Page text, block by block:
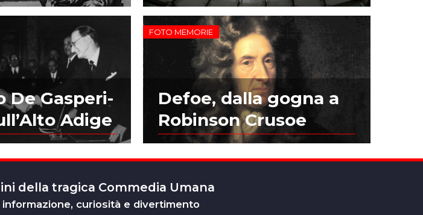
De Gasperi-
Adige
FOTO MEMORIE
Defoe, dalla gogna a
Robinson Crusoe
della tragica Commedia Umana
curiosità e divertimento